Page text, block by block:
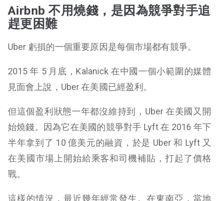
Airbnb 不用燒錢，是因為競爭對手追
趕更困難
Uber 虧損的一個重要原因是每個市場都有競爭。
2015 年 5 月底，Kalanick 在中國一個小範圍的媒體
見面會上說，Uber 在美國已經盈利。
但這個盈利狀態一年都沒維持到，Uber 在美國又開
始燒錢。因為它在美國的競爭對手 Lyft 在 2016 年下
半年拿到了 10 億美元的融資，於是 Uber 和 Lyft 又
在美國市場上開始給乘客和司機補貼，打起了價格
戰。
這樣的情況，最近幾年經常發生。在東南亞，當地